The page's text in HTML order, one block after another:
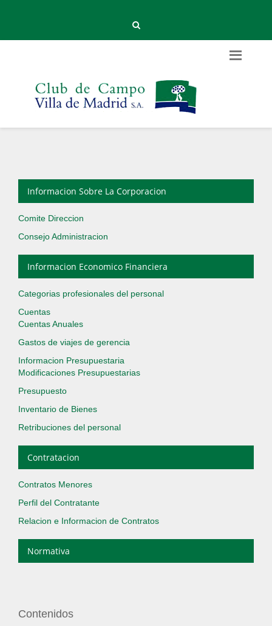
Informacion Sobre La Corporacion
Comite Direccion
Consejo Administracion
Informacion Economico Financiera
Categorias profesionales del personal
Cuentas
Cuentas Anuales
Gastos de viajes de gerencia
Informacion Presupuestaria
Modificaciones Presupuestarias
Presupuesto
Inventario de Bienes
Retribuciones del personal
Contratacion
Contratos Menores
Perfil del Contratante
Relacion e Informacion de Contratos
Normativa
Contenidos